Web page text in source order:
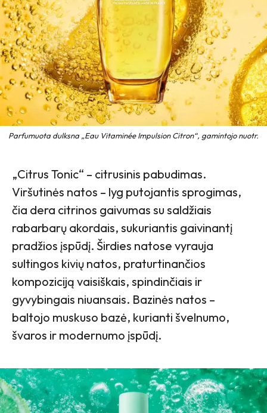
Parfumuota dulksna „Eau Vitaminée Impulsion Citron“, gamintojo nuotr.
„Citrus Tonic“ – citrusinis pabudimas.
Viršutinės natos – lyg putojantis sprogimas,
čia dera citrinos gaivumas su saldžiais
rabarbarų akordais, sukuriantis gaivinantį
pradžios įspūdį. Širdies natose vyrauja
sultingos kivių natos, praturtinančios
kompoziciją vaisiškais, spindinčiais ir
gyvybingais niuansais. Bazinės natos –
baltojo muskuso bazė, kurianti švelnumo,
švaros ir modernumo įspūdį.